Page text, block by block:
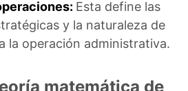
Esta define las
y la naturaleza de
la operación administrativa.
matemática de